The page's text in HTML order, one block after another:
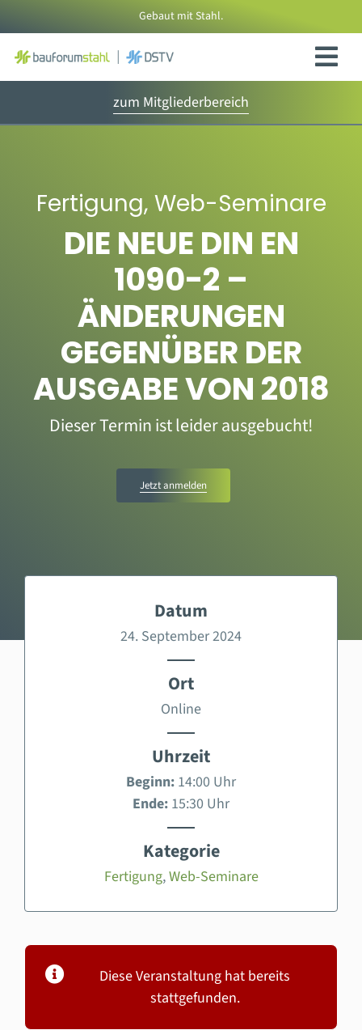
Inhalt
springen
Gebaut mit Stahl.
zum Mitgliederbereich
Fertigung, Web-Seminare
DIE NEUE DIN EN
1090-2 –
ÄNDERUNGEN
GEGENÜBER DER
AUSGABE VON 2018
Dieser Termin ist leider ausgebucht!
Jetzt anmelden
Datum
24. September 2024
Ort
Online
Uhrzeit
Beginn: 14:00 Uhr
Ende: 15:30 Uhr
Kategorie
Fertigung,Web-Seminare
Diese Veranstaltung hat bereits
stattgefunden.